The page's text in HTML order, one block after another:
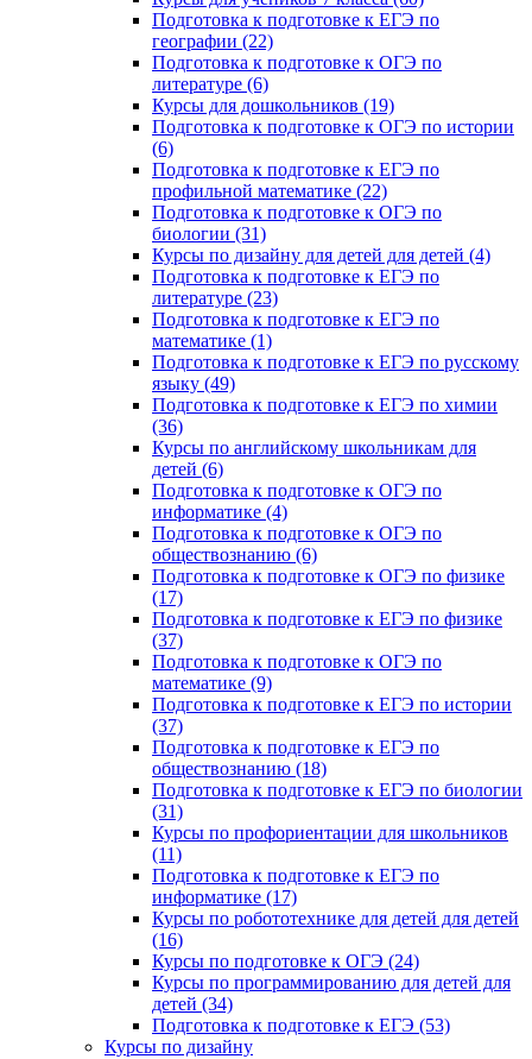
Подготовка к подготовке к ЕГЭ по
географии (22)
Подготовка к подготовке к ОГЭ по
литературе (6)
Курсы для дошкольников (19)
Подготовка к подготовке к ОГЭ по истории
(6)
Подготовка к подготовке к ЕГЭ по
профильной математике (22)
Подготовка к подготовке к ОГЭ по
биологии (31)
Курсы по дизайну для детей для детей (4)
Подготовка к подготовке к ЕГЭ по
литературе (23)
Подготовка к подготовке к ЕГЭ по
математике (1)
Подготовка к подготовке к ЕГЭ по русскому
языку (49)
Подготовка к подготовке к ЕГЭ по химии
(36)
Курсы по английскому школьникам для
детей (6)
Подготовка к подготовке к ОГЭ по
информатике (4)
Подготовка к подготовке к ОГЭ по
обществознанию (6)
Подготовка к подготовке к ОГЭ по физике
(17)
Подготовка к подготовке к ЕГЭ по физике
(37)
Подготовка к подготовке к ОГЭ по
математике (9)
Подготовка к подготовке к ЕГЭ по истории
(37)
Подготовка к подготовке к ЕГЭ по
обществознанию (18)
Подготовка к подготовке к ЕГЭ по биологии
(31)
Курсы по профориентации для школьников
(11)
Подготовка к подготовке к ЕГЭ по
информатике (17)
Курсы по робототехнике для детей для детей
(16)
Курсы по подготовке к ОГЭ (24)
Курсы по программированию для детей для
детей (34)
Подготовка к подготовке к ЕГЭ (53)
Курсы по дизайну